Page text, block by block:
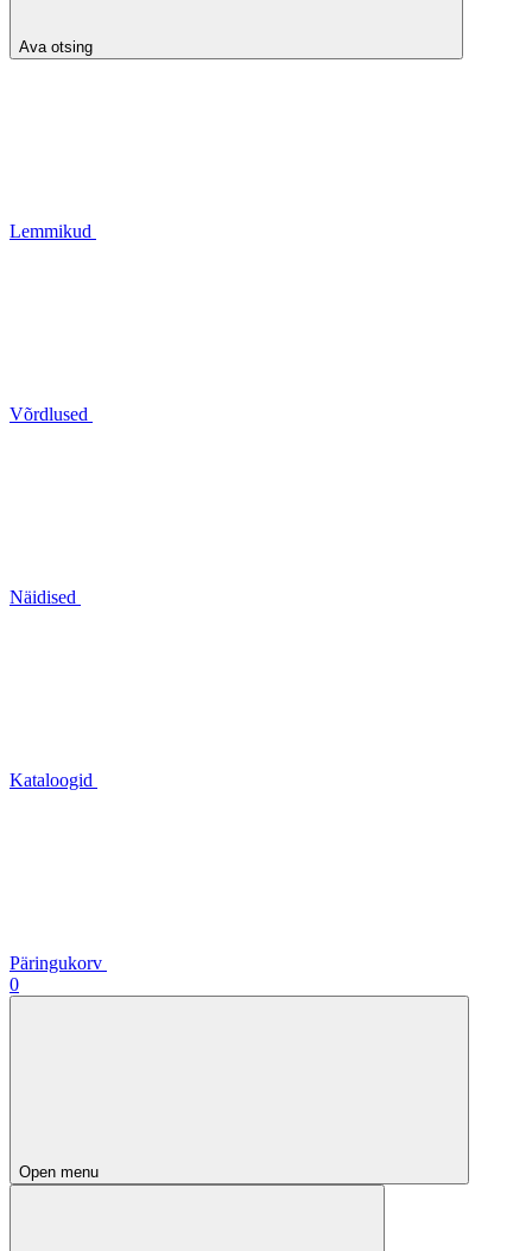
Ava otsing
Lemmikud
Võrdlused
Näidised
Kataloogid
Päringukorv
0
Open menu